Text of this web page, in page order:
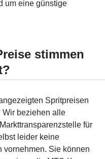
um eine günstige
stimmen
Spritpreisen
Wir beziehen alle
für
leider keine
vornehmen. Sie können